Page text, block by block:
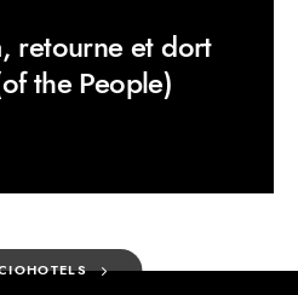
retourne et dort
the People)